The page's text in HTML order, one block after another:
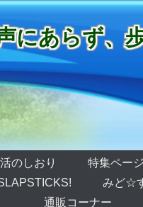
にあらず、
のしおり 特集ページ
みど☆
通販コーナー